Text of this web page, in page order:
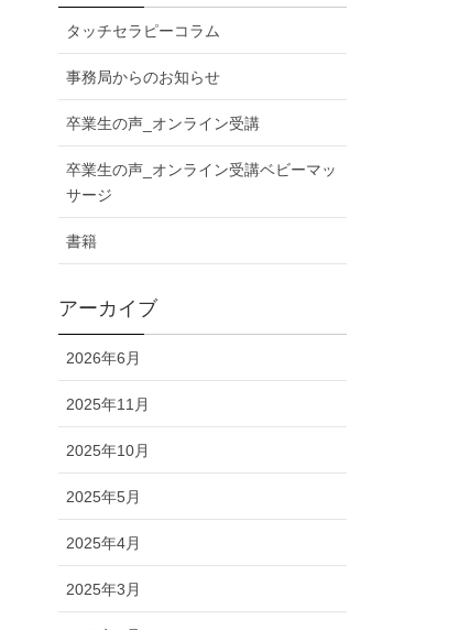
タッチセラピーコラム
事務局からのお知らせ
卒業生の声_オンライン受講
卒業生の声_オンライン受講ベビーマッ
サージ
書籍
アーカイブ
2026年6月
2025年11月
2025年10月
2025年5月
2025年4月
2025年3月